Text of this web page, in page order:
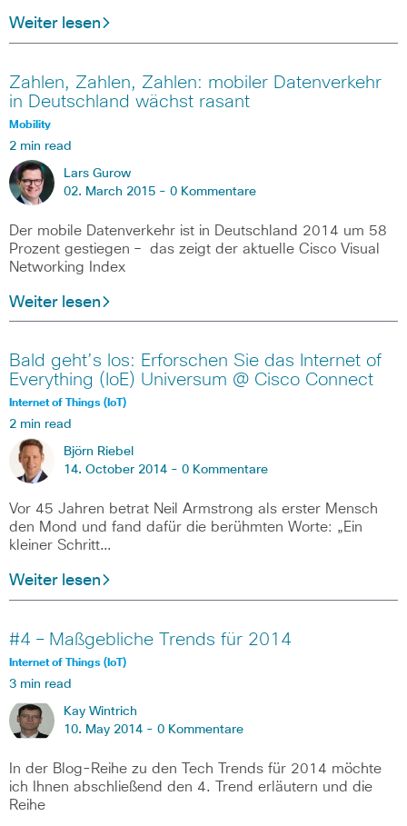
Weiter lesen
Zahlen, Zahlen, Zahlen: mobiler Datenverkehr
in Deutschland wächst rasant
Mobility
2 min read
Lars Gurow
02. March 2015 - 0 Kommentare
Der mobile Datenverkehr ist in Deutschland 2014 um 58
Prozent gestiegen – das zeigt der aktuelle Cisco Visual
Networking Index
Weiter lesen
Bald geht’s los: Erforschen Sie das Internet of
Everything (IoE) Universum @ Cisco Connect
Internet of Things (IoT)
2 min read
Björn Riebel
14. October 2014 - 0 Kommentare
Vor 45 Jahren betrat Neil Armstrong als erster Mensch
den Mond und fand dafür die berühmten Worte: „Ein
kleiner Schritt…
Weiter lesen
#4 – Maßgebliche Trends für 2014
Internet of Things (IoT)
3 min read
Kay Wintrich
10. May 2014 - 0 Kommentare
In der Blog-Reihe zu den Tech Trends für 2014 möchte
ich Ihnen abschließend den 4. Trend erläutern und die
Reihe